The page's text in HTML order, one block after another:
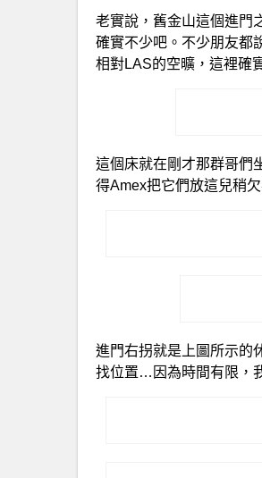
老實說，舊金山這個進門
確實不少吧。不少朋友都
相對LAS的空曠，這裡確
這個床就在剛才那群哥們
得Amex把它們放這兒稍欠
進門右拐就是上圖所示的
找位置…因為時間有限，